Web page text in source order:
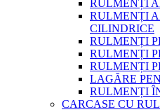
RULMENȚI
RULMENȚI
CILINDRICE
RULMENȚI
RULMENȚI
RULMENȚI
LAGĂRE
RULMENȚI
CARCASE CU